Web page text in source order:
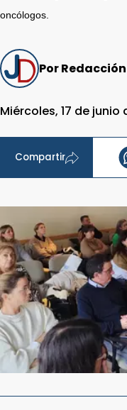
oncólogos.
Por Redacción
Miércoles, 17 de junio
Compartir